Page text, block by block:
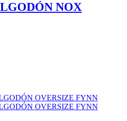
NOX